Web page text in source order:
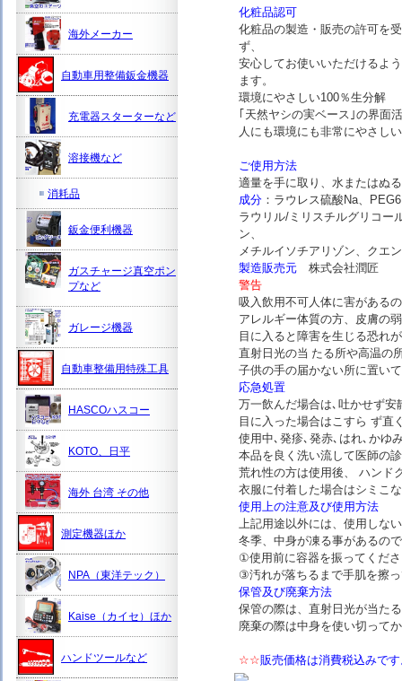
化粧品認可
化粧品の製造・販売の許可を
ず、
安心してお使いいただけるよ
ます。
環境にやさしい100％生分解
｢天然ヤシの実ベース｣の界面
人にも環境にも非常にやさし
ご使用方法
適量を手に取り、水またはぬ
成分 ：ラウレス硫酸Na、
ラウリル/ミリスチルグリコー
ン、
メチルイソチアリゾン、クエ
製造販売元 株式会社潤匠
警告
吸入飲用不可人体に害がある
アレルギー体質の方、皮膚の
目に入ると障害を生じる恐れ
直射日光の当 たる所や高温の
子供の手の届かない所に置い
応急処置
万一飲んだ場合は､吐かせず
目に入った場合はこすら ず直
使用中､発疹､発赤､はれ､かゆ
本品を良く洗い流して医師の
荒れ性の方は使用後、 ハンド
衣服に付着した場合はシミこ
使用上の注意及び使用方法
上記用途以外には、使用しな
冬季、中身が凍る事があるの
①使用前に容器を振ってくだ
③汚れが落ちるまで手肌を擦
保管及び廃棄方法
保管の際は、直射日光が当た
廃棄の際は中身を使い切って
☆☆販売価格は消費税込みで
海外メーカー
自動車用整備鈑金機器
充電器スターターなど
溶接機など
消耗品
鈑金便利機器
ガスチャージ真空ポン
プなど
ガレージ機器
自動車整備用特殊工具
HASCOハスコー
KOTO、日平
海外 台湾 その他
測定機器ほか
NPA（東洋テック）
Kaise（カイセ）ほか
ハンドツールなど